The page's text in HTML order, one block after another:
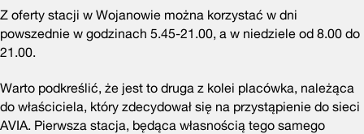
Z oferty stacji w Wojanowie można korzystać w dni
powszednie w godzinach 5.45-21.00, a w niedziele od 8.00 do
21.00.
Warto podkreślić, że jest to druga z kolei placówka, należąca
do właściciela, który zdecydował się na przystąpienie do sieci
AVIA. Pierwsza stacja, będąca własnością tego samego